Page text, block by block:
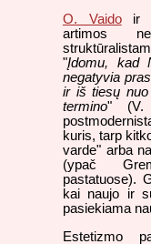
O. Vaidoir
artimos
"Įdomu, kad
negatyvia
ir iš tiesų nuo
termino" (V.
kuris, tarp
varde" arba
(ypač
pastatuose).
kai naujo ir
pasiekiama
Estetizmo